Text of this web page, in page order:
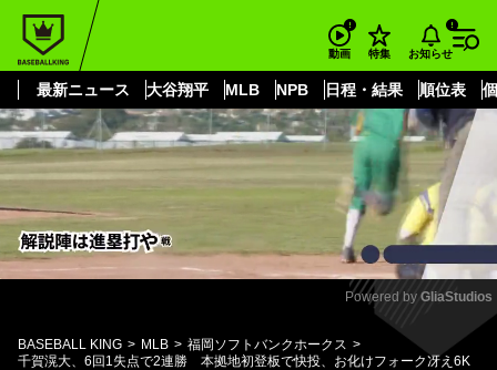
動画 特集 お知らせ
最新ニュース 大谷翔平 MLB NPB 日程・結果 順位表
もっと見る
Mute
Powered by GliaStudios
BASEBALL KING MLB
福岡ソフトバンクホークス
千賀滉大、6回1失点で2連勝 本拠地初登板で快投、お化けフォーク冴え6K